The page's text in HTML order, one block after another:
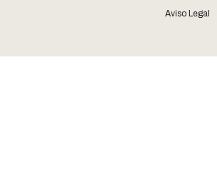
Aviso Legal